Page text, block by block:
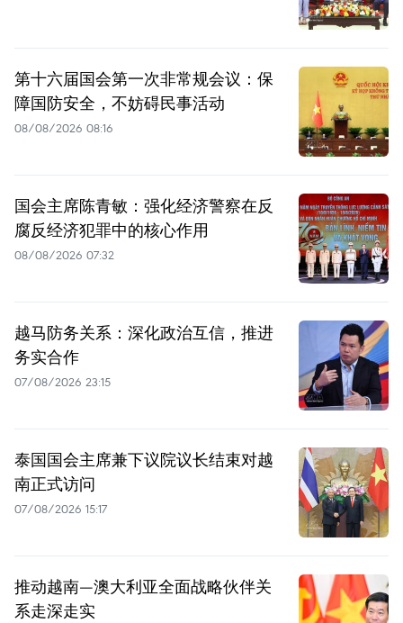
第十六届国会第一次非常规会议：保
障国防安全，不妨碍民事活动
08/08/2026 08:16
国会主席陈青敏：强化经济警察在反
腐反经济犯罪中的核心作用
08/08/2026 07:32
越马防务关系：深化政治互信，推进
务实合作
07/08/2026 23:15
泰国国会主席兼下议院议长结束对越
南正式访问
07/08/2026 15:17
推动越南—澳大利亚全面战略伙伴关
系走深走实